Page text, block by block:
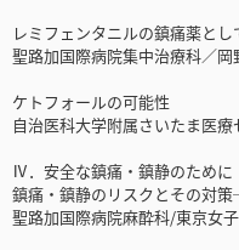
レミフェンタニルの鎮痛薬とし
聖路加国際病院集中治療科／岡
ケトフォールの可能性
自治医科大学附属さいたま医
Ⅳ．安全な鎮痛・鎮静のために
鎮痛・鎮静のリスクとその対
聖路加国際病院麻酔科/東京女